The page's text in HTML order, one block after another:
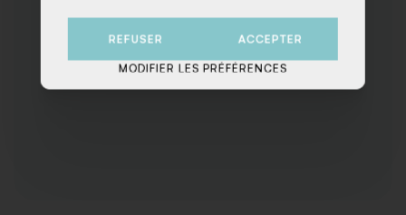
REFUSER ACCEPTER
MODIFIER LES PRÉFÉRENCES